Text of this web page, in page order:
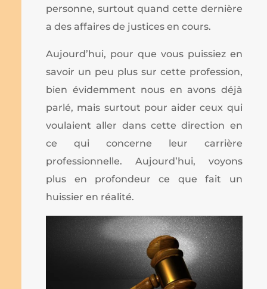
personne, surtout quand cette dernière
a des affaires de justices en cours.
Aujourd’hui, pour que vous puissiez en
savoir un peu plus sur cette profession,
bien évidemment nous en avons déjà
parlé, mais surtout pour aider ceux qui
voulaient aller dans cette direction en
ce qui concerne leur carrière
professionnelle. Aujourd’hui, voyons
plus en profondeur ce que fait un
huissier en réalité.